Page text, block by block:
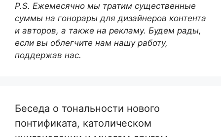
P.S. Ежемесячно мы тратим существенные
суммы на гонорары для дизайнеров контента
и авторов, а также на рекламу. Будем рады,
если вы облегчите нам нашу работу,
поддержав нас.
Беседа о тональности нового
понтификата, католическом